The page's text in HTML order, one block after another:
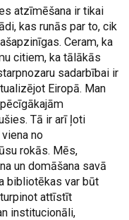
atzīmēšana ir tikai
kas runās par to, cik
Ceram, ka
citiem, ka tālākās
sadarbībai ir
Eiropā. Man
Tā ir arī ļoti
no
rokās. Mēs,
un domāšana savā
bibliotēkas var būt
attīstīt
institucionāli,